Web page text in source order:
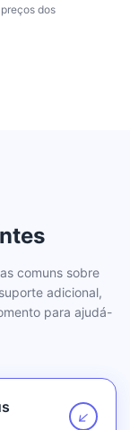
dos
comuns sobre
adicional,
para ajudá-
↗